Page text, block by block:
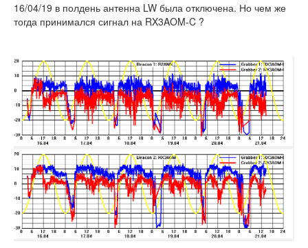
16/04/19 в полдень антенна LW была отключена. Но чем же
тогда принимался сигнал на RX3AOM-C ?